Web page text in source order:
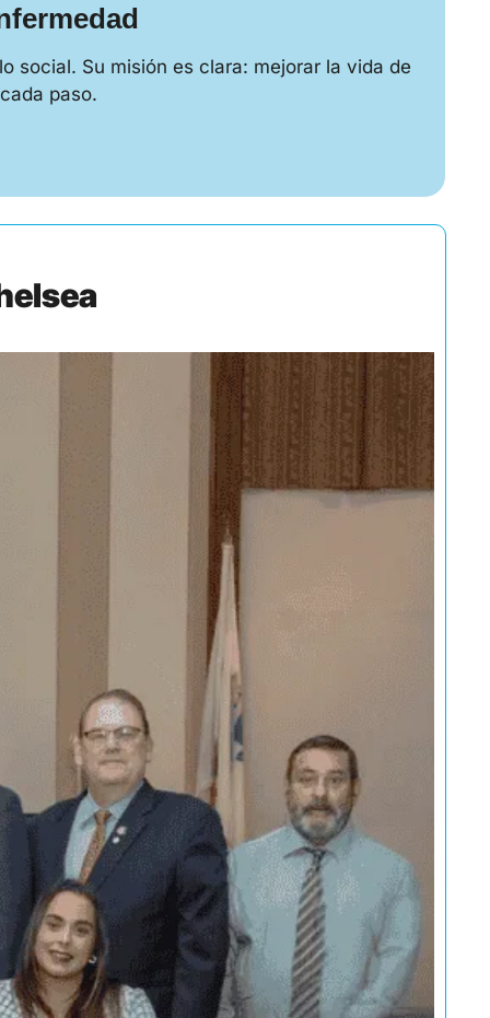
social. Su misión es clara: mejorar la vida de
paso.